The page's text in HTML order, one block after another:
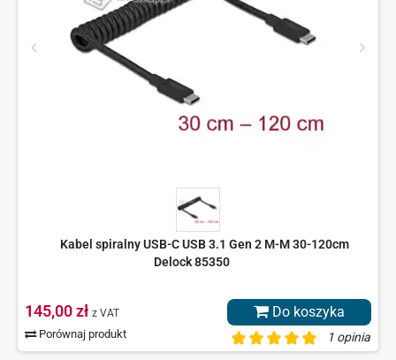
1 opinia
Kabel spiralny USB-C USB 3.1 Gen 2 M-M 30-120cm
Delock 85350
145,00 zł z VAT
Porównaj produkt
Do koszyka